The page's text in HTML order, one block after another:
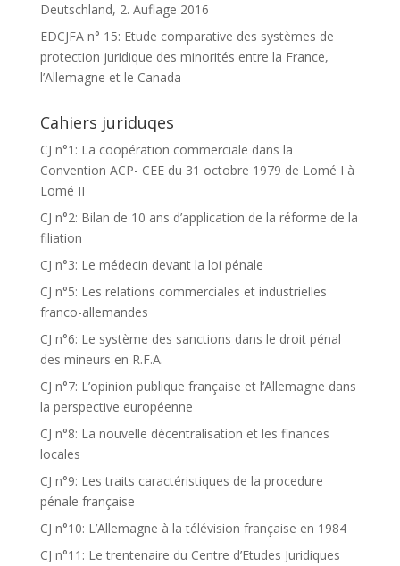
Deutschland, 2. Auflage 2016
EDCJFA n° 15: Etude comparative des systèmes de
protection juridique des minorités entre la France,
l’Allemagne et le Canada
Cahiers juriduqes
CJ n°1: La coopération commerciale dans la
Convention ACP- CEE du 31 octobre 1979 de Lomé I à
Lomé II
CJ n°2: Bilan de 10 ans d’application de la réforme de la
filiation
CJ n°3: Le médecin devant la loi pénale
CJ n°5: Les relations commerciales et industrielles
franco-allemandes
CJ n°6: Le système des sanctions dans le droit pénal
des mineurs en R.F.A.
CJ n°7: L’opinion publique française et l’Allemagne dans
la perspective européenne
CJ n°8: La nouvelle décentralisation et les finances
locales
CJ n°9: Les traits caractéristiques de la procedure
pénale française
CJ n°10: L’Allemagne à la télévision française en 1984
CJ n°11: Le trentenaire du Centre d’Etudes Juridiques